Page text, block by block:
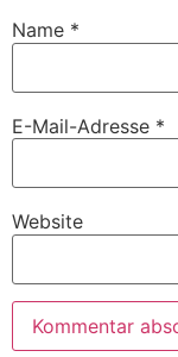
Name *
E-Mail-Adresse *
Website